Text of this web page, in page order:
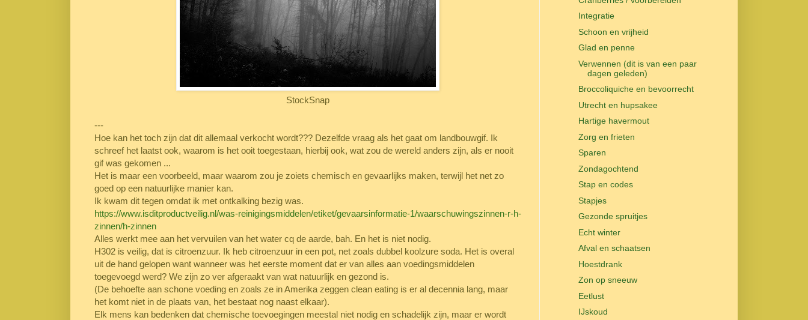
StockSnap
---
Hoe kan het toch zijn dat dit allemaal verkocht wordt??? Dezelfde vraag als het gaat om landbouwgif. Ik
schreef het laatst ook, waarom is het ooit toegestaan, hierbij ook, wat zou de wereld anders zijn, als er nooit
gif was gekomen ...
Het is maar een voorbeeld, maar waarom zou je zoiets chemisch en gevaarlijks maken, terwijl het net zo
goed op een natuurlijke manier kan.
Ik kwam dit tegen omdat ik met ontkalking bezig was.
https://www.isditproductveilig.nl/was-reinigingsmiddelen/etiket/gevaarsinformatie-1/waarschuwingszinnen-r-h-
zinnen/h-zinnen
Alles werkt mee aan het vervuilen van het water cq de aarde, bah. En het is niet nodig.
H302 is veilig, dat is citroenzuur. Ik heb citroenzuur in een pot, net zoals dubbel koolzure soda. Het is overal
uit de hand gelopen want wanneer was het eerste moment dat er van alles aan voedingsmiddelen
toegevoegd werd? We zijn zo ver afgeraakt van wat natuurlijk en gezond is.
(De behoefte aan schone voeding en zoals ze in Amerika zeggen clean eating is er al decennia lang, maar
het komt niet in de plaats van, het bestaat nog naast elkaar).
Elk mens kan bedenken dat chemische toevoegingen meestal niet nodig en schadelijk zijn, maar er wordt
Integratie
Schoon en vrijheid
Glad en penne
Verwennen (dit is van een paar
dagen geleden)
Broccoliquiche en bevoorrecht
Utrecht en hupsakee
Hartige havermout
Zorg en frieten
Sparen
Zondagochtend
Stap en codes
Stapjes
Gezonde spruitjes
Echt winter
Afval en schaatsen
Hoestdrank
Zon op sneeuw
Eetlust
IJskoud